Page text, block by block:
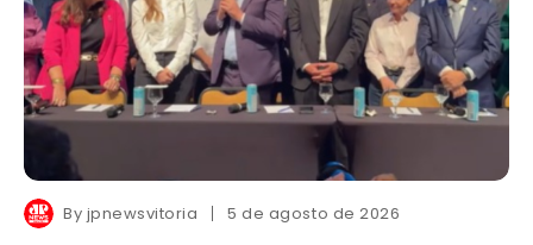
By jpnewsvitoria 5 de agosto de 2026